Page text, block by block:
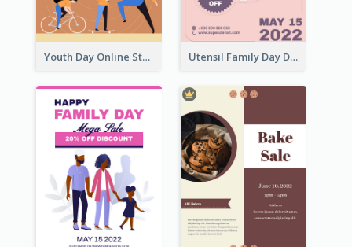
Youth Day Online Store Discount Flyer Utensil Family Day Discount Flyer